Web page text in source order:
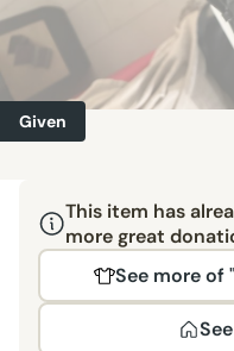
Given
This item has
more great
See more of